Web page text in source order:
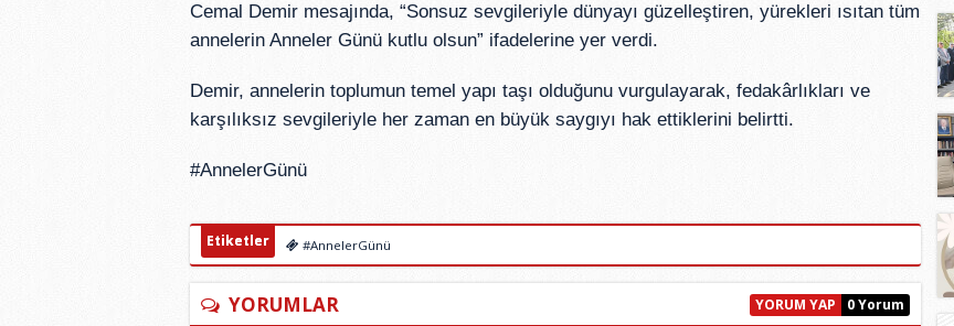
Cemal Demir mesajında, “Sonsuz sevgileriyle dünyayı güzelleştiren, yürekleri ısıtan tüm
annelerin Anneler Günü kutlu olsun” ifadelerine yer verdi.
Demir, annelerin toplumun temel yapı taşı olduğunu vurgulayarak, fedakârlıkları ve
karşılıksız sevgileriyle her zaman en büyük saygıyı hak ettiklerini belirtti.
#AnnelerGünü
Etiketler #AnnelerGünü
YORUMLAR 0 Yorum
YORUM YAP